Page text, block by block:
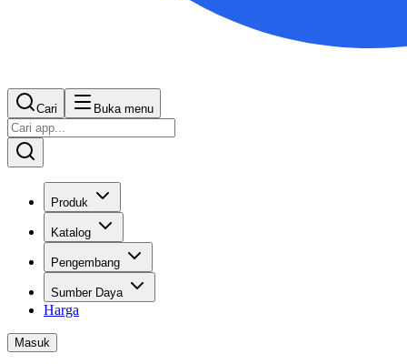
Cari Buka menu
Produk
Katalog
Pengembang
Sumber Daya
Harga
Masuk